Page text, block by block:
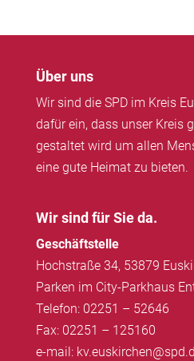
Über uns
Wir sind die SPD im Kreis
dafür ein, dass unser Kreis
gestaltet wird um allen
eine gute Heimat zu bieten.
Wir sind für Sie da.
Geschäftstelle
Hochstraße 34, 53879
Parken im City-Parkhaus
Telefon: 02251 – 52646
Fax: 02251 – 125160
e-mail: